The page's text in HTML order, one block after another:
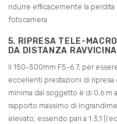
ridurre efficacemente la
fotocamera.
5. RIPRESA TELE-
DA DISTANZA
Il 150-500mm F5-6.7, per
eccellenti prestazioni di ripresa
minima dal soggetto è di 0,6 m
rapporto massimo di
elevato, essendo pari a 1:3,1